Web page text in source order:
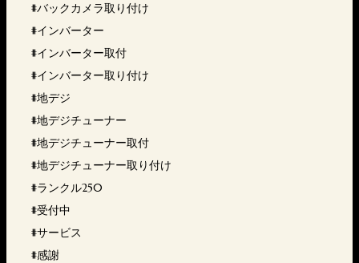
#バックカメラ取り付け
#インバーター
#インバーター取付
#インバーター取り付け
#地デジ
#地デジチューナー
#地デジチューナー取付
#地デジチューナー取り付け
#ランクル250
#受付中
#サービス
#感謝